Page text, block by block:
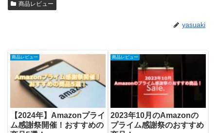
商品レビュー
yasuaki
商品レビュー
【2024年】Amazonプライ
ム感謝祭開催！おすすめの
商品レビュー
2023年10月のAmazonの
プライム感謝祭のおすすめ